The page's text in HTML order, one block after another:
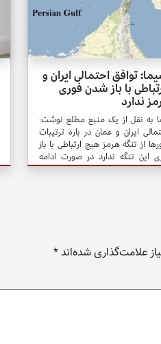
توافق احتمالی ایران و
با باز شدن فوری
ندارد
به نقل از یک منبع مطلع نوشت:
ایران و عمان در باره ترتیبات
از تنگه هرمز هیچ ارتباطی با باز
این تنگه ندارد در صورت ادامه
تنگه هرمز حتی با توافق بین
علامت‌گذاری شده‌اند*